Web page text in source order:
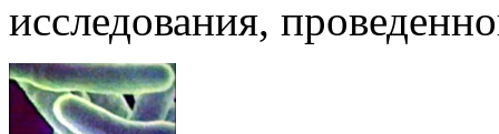
исследования,